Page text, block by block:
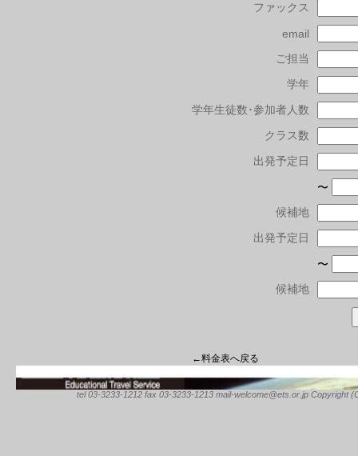
ファックス
email
ご担当
学年
学年生徒数･参加者人数
クラス数
出発予定日
〜
候補地
出発予定日
〜
候補地
←料金表へ戻る
tel 03-3233-1212 fax 03-3233-1213 mail-welcome@ets.or.jp Copyright